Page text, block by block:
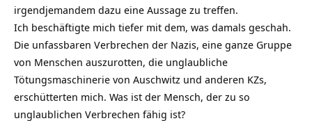
irgendjemandem dazu eine Aussage zu treffen.
Ich beschäftigte mich tiefer mit dem, was damals geschah.
Die unfassbaren Verbrechen der Nazis, eine ganze Gruppe
von Menschen auszurotten, die unglaubliche
Tötungsmaschinerie von Auschwitz und anderen KZs,
erschütterten mich. Was ist der Mensch, der zu so
unglaublichen Verbrechen fähig ist?